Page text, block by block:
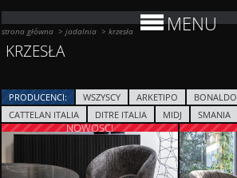
MENU
strona główna >jadalnia >krzesła
KRZESŁA
PRODUCENCI: WSZYSCY ARKETIPO BONALDO
CATTELAN ITALIA
DITRE ITALIA MIDJ SMANIA
NOWOŚĆ!